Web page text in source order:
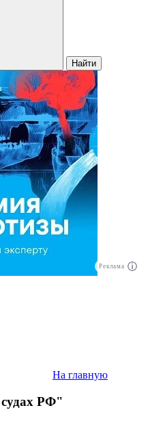
Найти
Реклама
На главную
РФ"